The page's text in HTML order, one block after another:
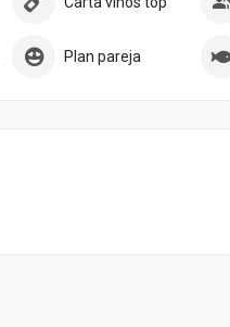
Plan pareja